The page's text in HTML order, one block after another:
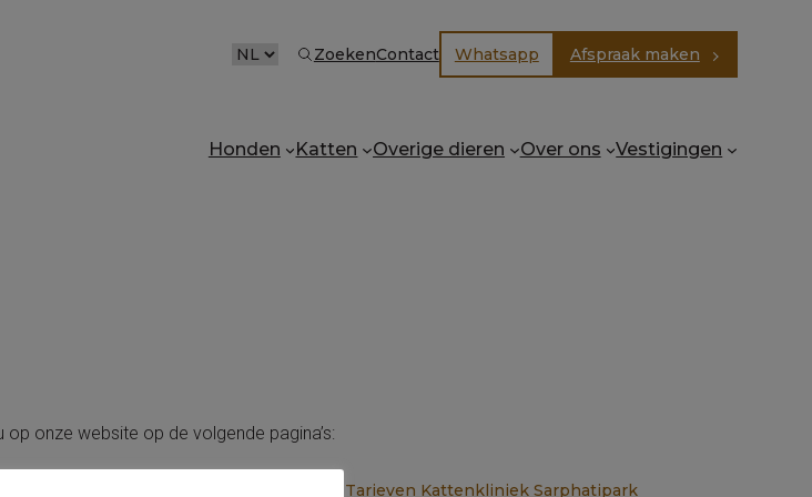
CHOOSE
ZoekenContact Whatsapp Afspraak maken
Honden Katten Overige dieren Over ons Vestigingen
onze website op de volgende pagina’s:
Tarieven Kattenkliniek Sarphatipark